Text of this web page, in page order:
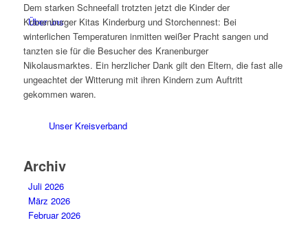
Über uns
Unser Kreisverband
Dem starken Schneefall trotzten jetzt die Kinder der
Kranenburger Kitas Kinderburg und Storchennest: Bei
winterlichen Temperaturen inmitten weißer Pracht sangen und
tanzten sie für die Besucher des Kranenburger
Nikolausmarktes. Ein herzlicher Dank gilt den Eltern, die fast alle
ungeachtet der Witterung mit ihren Kindern zum Auftritt
gekommen waren.
Archiv
Juli 2026
März 2026
Februar 2026